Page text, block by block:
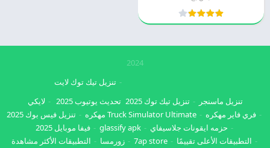
2024
تنزيل ماسنجر تنزيل تيك توك 2025
تنزيل تيك توك لايت
تحديث يوتيوب 2025
لايكي
فري فاير مهكره
Truck Simulator Ultimate مهكره
تنزيل فيس بوك 2025
حزمه ايقونات جلاسيفاي
glassify apk
فيفا موبايل 2025
التطبيقات الأعلى تقييمًا
7ap store زورمسا
التطبيقات الأكثر مشاهدة